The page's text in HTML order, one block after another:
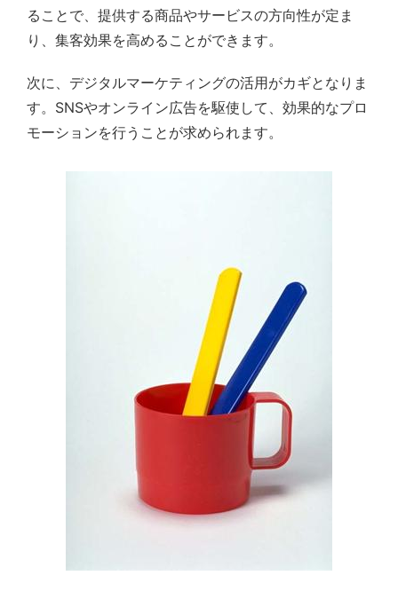
ることで、提供する商品やサービスの方向性が定ま
り、集客効果を高めることができます。
次に、デジタルマーケティングの活用がカギとなりま
す。SNSやオンライン広告を駆使して、効果的なプロ
モーションを行うことが求められます。